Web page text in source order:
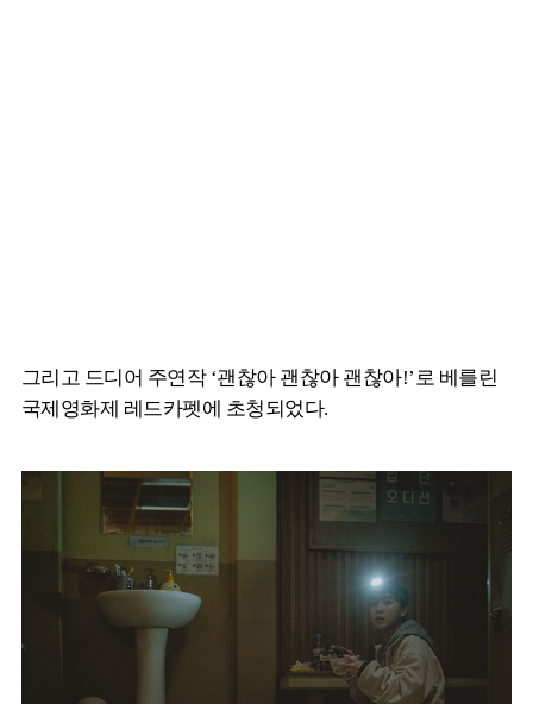
그리고 드디어 주연작 ‘괜찮아 괜찮아 괜찮아!’로 베를린
국제영화제 레드카펫에 초청되었다.